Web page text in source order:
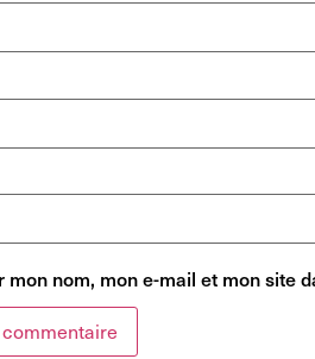
mon nom, mon e-mail et mon site